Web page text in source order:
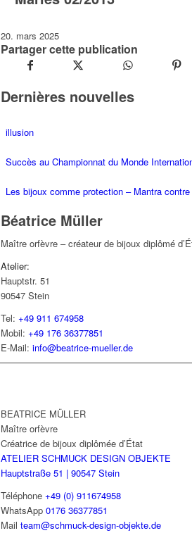
20. mars 2025
Partager cette publication
Dernières nouvelles
illusion
Succès au Championnat du Monde
Les bijoux comme protection – Mantra
Béatrice Müller
Maître orfèvre – créateur de bijoux diplômé
Atelier:
Hauptstr. 51
90547 Stein
Tel: +49 911 674958
Mobil: +49 176 36377851
E-Mail: info@beatrice-mueller.de
BEATRICE MÜLLER
Maître orfèvre
Créatrice de bijoux diplômée d’État
ATELIER SCHMUCK DESIGN OBJEKTE
Hauptstraße 51 | 90547 Stein
Téléphone +49 (0) 911674958
WhatsApp 0176 36377851
Mail team@schmuck-design-objekte.de